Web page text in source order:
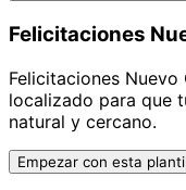
Felicitaciones
Felicitaciones Nuevo
localizado para que
natural y cercano.
Empezar con esta